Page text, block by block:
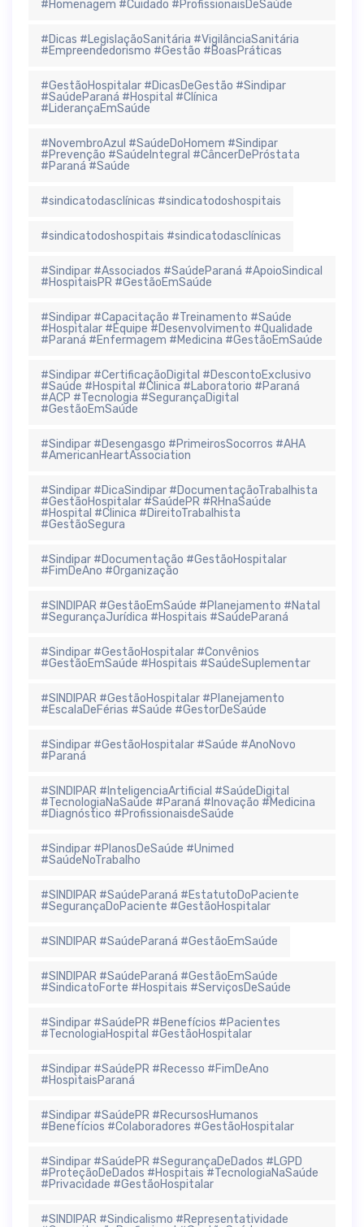
#Homenagem #Cuidado #ProfissionaisDeSaúde
#Dicas #LegislaçãoSanitária #VigilânciaSanitária
#Empreendedorismo #Gestão #BoasPráticas
#GestãoHospitalar #DicasDeGestão #Sindipar
#SaúdeParaná #Hospital #Clínica
#LiderançaEmSaúde
#NovembroAzul #SaúdeDoHomem #Sindipar
#Prevenção #SaúdeIntegral #CâncerDePróstata
#Paraná #Saúde
#sindicatodasclínicas #sindicatodoshospitais
#sindicatodoshospitais #sindicatodasclínicas
#Sindipar #Associados #SaúdeParaná #ApoioSindical
#HospitaisPR #GestãoEmSaúde
#Sindipar #Capacitação #Treinamento #Saúde
#Hospitalar #Equipe #Desenvolvimento #Qualidade
#Paraná #Enfermagem #Medicina #GestãoEmSaúde
#Sindipar #CertificaçãoDigital #DescontoExclusivo
#Saúde #Hospital #Clinica #Laboratorio #Paraná
#ACP #Tecnologia #SegurançaDigital
#GestãoEmSaúde
#Sindipar #Desengasgo #PrimeirosSocorros #AHA
#AmericanHeartAssociation
#Sindipar #DicaSindipar #DocumentaçãoTrabalhista
#GestãoHospitalar #SaúdePR #RHnaSaúde
#Hospital #Clinica #DireitoTrabalhista
#GestãoSegura
#Sindipar #Documentação #GestãoHospitalar
#FimDeAno #Organização
#SINDIPAR #GestãoEmSaúde #Planejamento #Natal
#SegurançaJurídica #Hospitais #SaúdeParaná
#Sindipar #GestãoHospitalar #Convênios
#GestãoEmSaúde #Hospitais #SaúdeSuplementar
#SINDIPAR #GestãoHospitalar #Planejamento
#EscalaDeFérias #Saúde #GestorDeSaúde
#Sindipar #GestãoHospitalar #Saúde #AnoNovo
#Paraná
#SINDIPAR #InteligenciaArtificial #SaúdeDigital
#TecnologiaNaSaúde #Paraná #Inovação #Medicina
#Diagnóstico #ProfissionaisdeSaúde
#Sindipar #PlanosDeSaúde #Unimed
#SaúdeNoTrabalho
#SINDIPAR #SaúdeParaná #EstatutoDoPaciente
#SegurançaDoPaciente #GestãoHospitalar
#SINDIPAR #SaúdeParaná #GestãoEmSaúde
#SINDIPAR #SaúdeParaná #GestãoEmSaúde
#SindicatoForte #Hospitais #ServiçosDeSaúde
#Sindipar #SaúdePR #Benefícios #Pacientes
#TecnologiaHospital #GestãoHospitalar
#Sindipar #SaúdePR #Recesso #FimDeAno
#HospitaisParaná
#Sindipar #SaúdePR #RecursosHumanos
#Benefícios #Colaboradores #GestãoHospitalar
#Sindipar #SaúdePR #SegurançaDeDados #LGPD
#ProteçãoDeDados #Hospitais #TecnologiaNaSaúde
#Privacidade #GestãoHospitalar
#SINDIPAR #Sindicalismo #Representatividade